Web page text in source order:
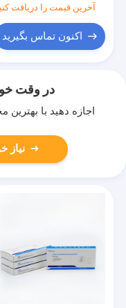
آخرین قیمت را دریافت
اکنون تماس بگیرید
در وقت
اجازه دهید با
نیاز